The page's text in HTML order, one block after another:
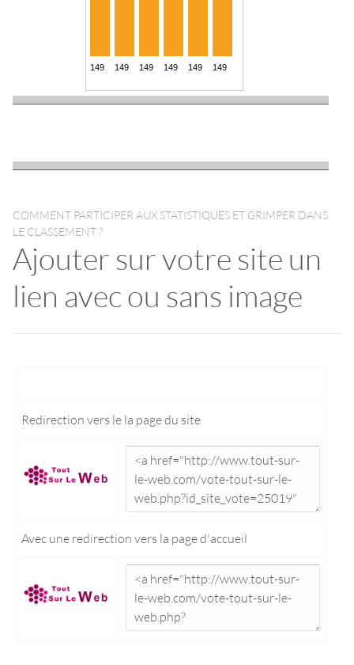
COMMENT PARTICIPER AUX STATISTIQUES ET GRIMPER DANS
LE CLASSEMENT ?
Ajouter sur votre site un
lien avec ou sans image
Redirection vers le la page du site
Avec une redirection vers la page d'accueil